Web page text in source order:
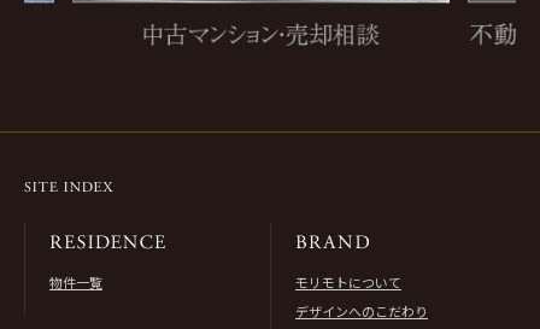
物件一覧
モリモトについて
デザインへのこだわり